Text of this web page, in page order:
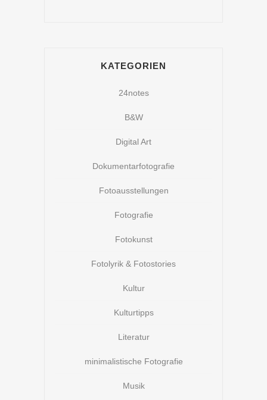
KATEGORIEN
24notes
B&W
Digital Art
Dokumentarfotografie
Fotoausstellungen
Fotografie
Fotokunst
Fotolyrik & Fotostories
Kultur
Kulturtipps
Literatur
minimalistische Fotografie
Musik